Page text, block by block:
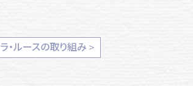
ラ・ルースの取り組み